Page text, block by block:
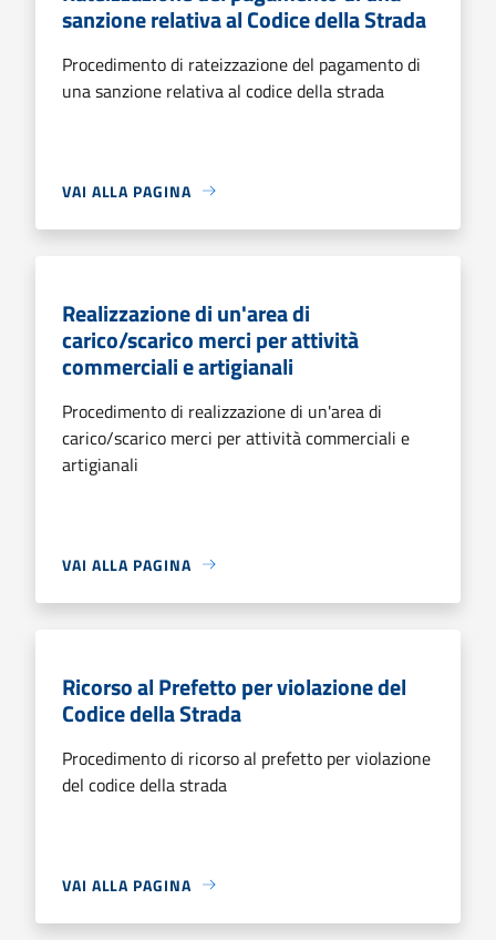
sanzione relativa al Codice della Strada
Procedimento di rateizzazione del pagamento di
una sanzione relativa al codice della strada
VAI ALLA PAGINA
Realizzazione di un'area di
carico/scarico merci per attività
commerciali e artigianali
Procedimento di realizzazione di un'area di
carico/scarico merci per attività commerciali e
artigianali
VAI ALLA PAGINA
Ricorso al Prefetto per violazione del
Codice della Strada
Procedimento di ricorso al prefetto per violazione
del codice della strada
VAI ALLA PAGINA